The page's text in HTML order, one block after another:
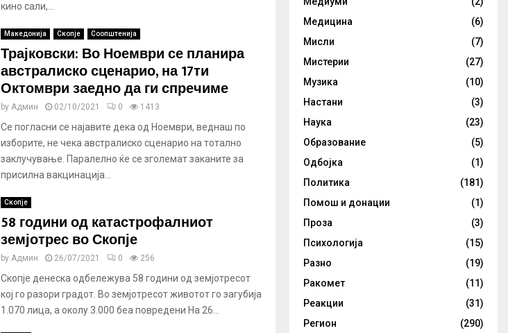
кино сали,...
Македонија Скопје Соопштенија
Трајковски: Во Ноември се планира
австралиско сценарио, на 17ти
Октомври заедно да ги спречиме
by Админ 02/10/2021 0 1413
Се погласни се најавите дека од Ноември, веднаш по
изборите, не чека австралиско сценарио на тотално
заклучување. Паралелно ќе се зголемат заканите за
присилна вакцинација...
Скопје
58 години од катастрофалниот
земјотрес во Скопје
by Админ 26/07/2021 0 256
Скопје денеска одбележува 58 години од земјотресот
кој го разори градот. Во земјотресот животот го загубија
1.070 лица, а околу 3.000 беа повредени На 26...
Медицина
(6)
Мисли
(7)
Мистерии
(27)
Музика
(10)
Настани
(3)
Наука
(23)
Образование
(5)
Одбојка
(1)
Политика
(181)
Помош и донации
(1)
Проза
(3)
Психологија
(15)
Разно
(19)
Ракомет
(11)
Реакции
(31)
Регион
(290)